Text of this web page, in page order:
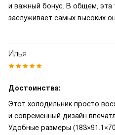
и важный бонус. В общем, эта
заслуживает самых высоких
Илья
Достоинства:
Этот холодильник просто
и современный дизайн
Удобные размеры